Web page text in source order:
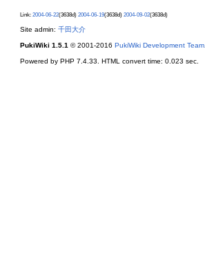
Link: 2004-06-22(3638d) 2004-06-19(3638d) 2004-09-02(3638d)
Site admin: 千田大介
PukiWiki 1.5.1 © 2001-2016 PukiWiki Development Team
Powered by PHP 7.4.33. HTML convert time: 0.023 sec.